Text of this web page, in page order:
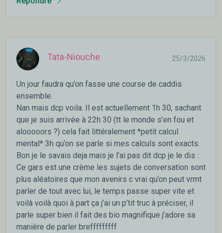
Tata-Niouche 25/3/2026
Un jour faudra qu’on fasse une course de caddis
ensemble.
Nan mais dcp voila. Il est actuellement 1h 30, sachant
que je suis arrivée à 22h 30 (tt le monde s’en fou et
alooooors ?) cela fait littéralement *petit calcul
mental* 3h qu’on se parle si mes calculs sont exacts.
Bon je le savais deja mais je l’ai pas dit dcp je le dis :
Ce gars est une crème les sujets de conversation sont
plus aléatoires que mon avenirs c vrai qu’on peut vrmt
parler de tout avec lui, le temps passe super vite et
voilà voilà quoi à part ça j’ai un p’tit truc à préciser, il
parle super bien il fait des bio magnifique j’adore sa
manière de parler brefffffffff